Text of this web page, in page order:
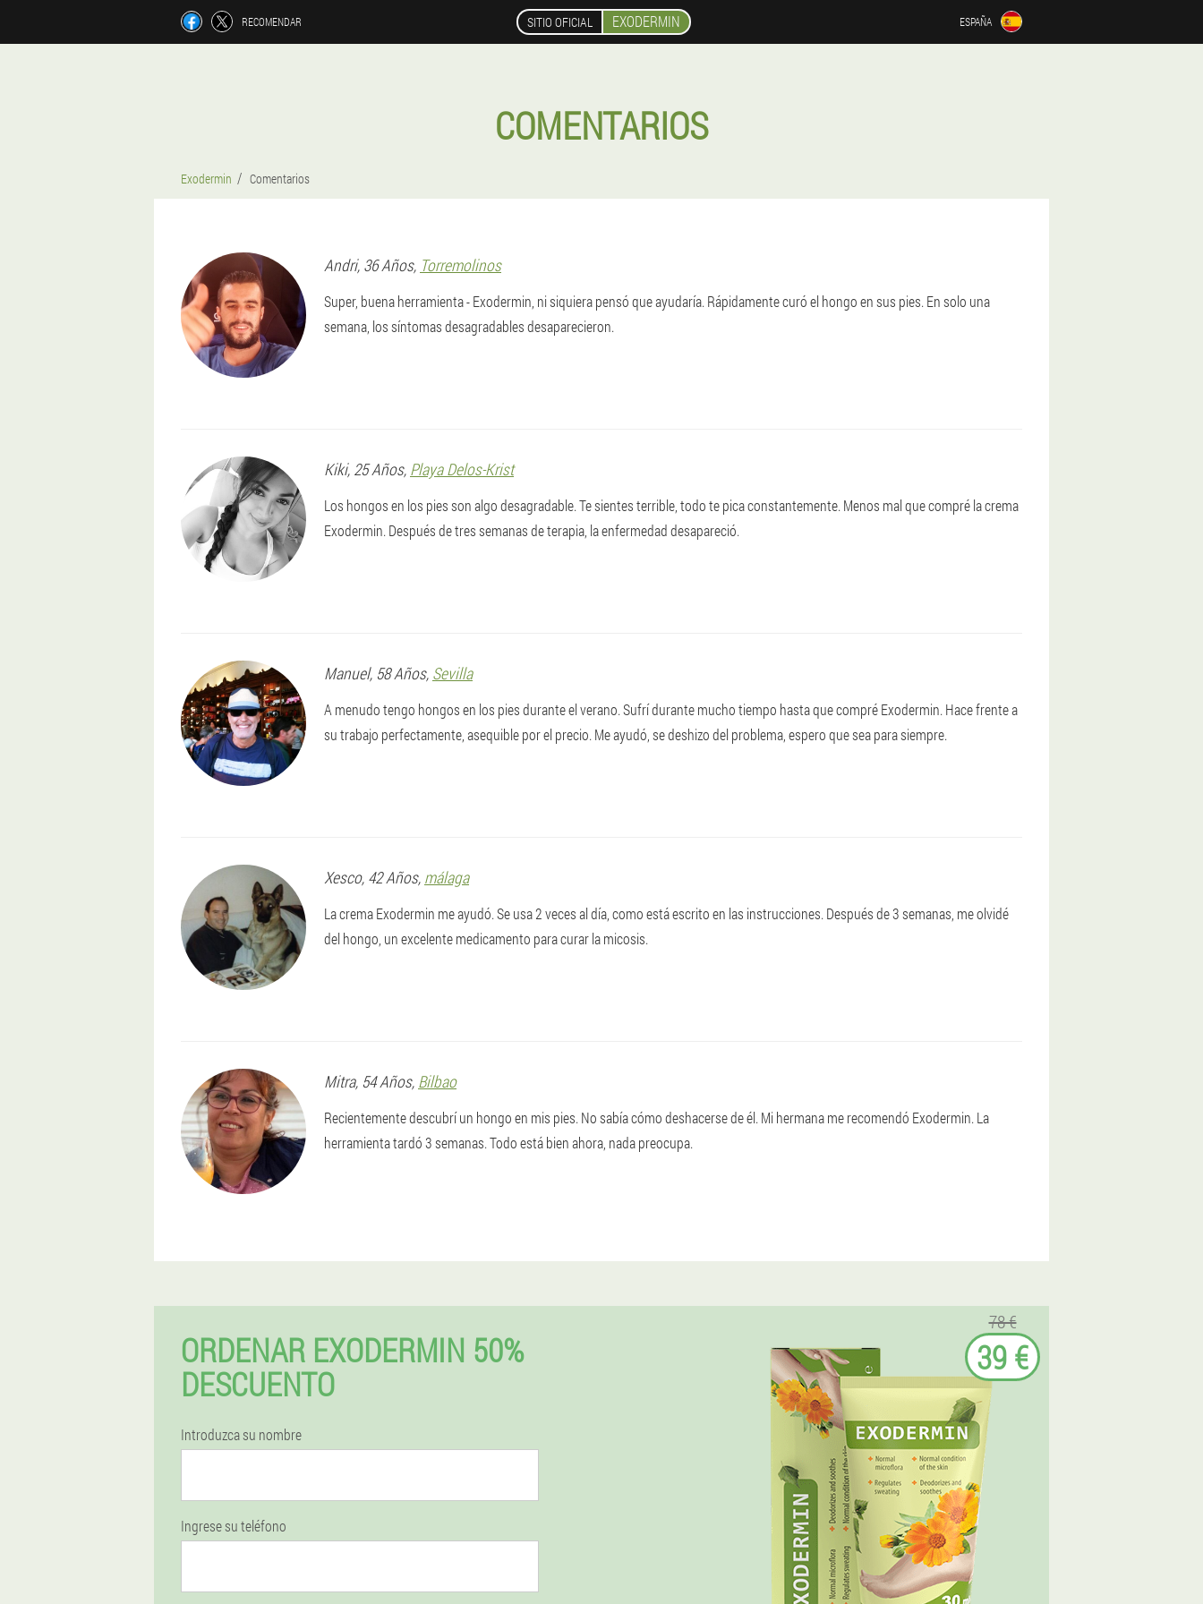
RECOMENDAR SITIO OFICIAL EXODERMIN ESPAÑA
COMENTARIOS
Exodermin Comentarios
Andri, 36 Años, Torremolinos
Super, buena herramienta - Exodermin, ni siquiera pensó que ayudaría. Rápidamente curó el hongo en sus pies. En solo una
semana, los síntomas desagradables desaparecieron.
Kiki, 25 Años, Playa Delos-Krist
Los hongos en los pies son algo desagradable. Te sientes terrible, todo te pica constantemente. Menos mal que compré la crema
Exodermin. Después de tres semanas de terapia, la enfermedad desapareció.
Manuel, 58 Años, Sevilla
A menudo tengo hongos en los pies durante el verano. Sufrí durante mucho tiempo hasta que compré Exodermin. Hace frente a
su trabajo perfectamente, asequible por el precio. Me ayudó, se deshizo del problema, espero que sea para siempre.
Xesco, 42 Años, málaga
La crema Exodermin me ayudó. Se usa 2 veces al día, como está escrito en las instrucciones. Después de 3 semanas, me olvidé
del hongo, un excelente medicamento para curar la micosis.
Mitra, 54 Años, Bilbao
Recientemente descubrí un hongo en mis pies. No sabía cómo deshacerse de él. Mi hermana me recomendó Exodermin. La
herramienta tardó 3 semanas. Todo está bien ahora, nada preocupa.
ORDENAR EXODERMIN 50%
DESCUENTO
Introduzca su nombre
Ingrese su teléfono
78 €
39 €